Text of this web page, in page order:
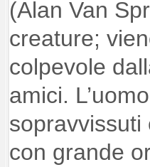
(Alan Van
creature;
colpevole
amici.
sopravvissuti
con grande